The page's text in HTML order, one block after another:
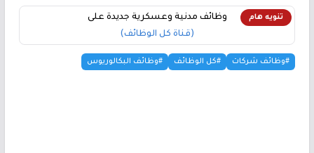
تنويه هام
وظائف مدنية وعسكرية جديدة على
(قناة كل الوظائف)
#وظائف شركات #كل الوظائف #وظائف البكالوريوس